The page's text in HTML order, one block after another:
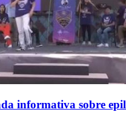
informativa sobre